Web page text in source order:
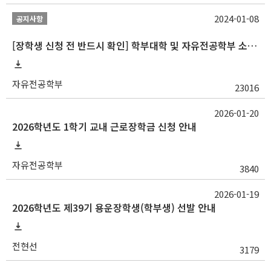
공지사항
[장학생 신청 전 반드시 확인] 학부대학 및 자유전공학부 소속 학생 장학 통합 공지사항
자유전공학부 23016
2024-01-08
2026학년도 1학기 교내 근로장학금 신청 안내
자유전공학부 3840
2026-01-20
2026학년도 제39기 용운장학생(학부생) 선발 안내
전현선 3179
2026-01-19